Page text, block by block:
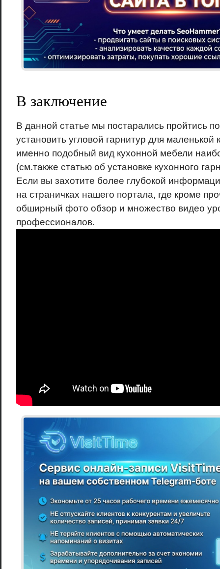
В заключение
В данной статье мы постарались пройтись
установить угловой гарнитур для маленькой
именно подобный вид кухонной мебели
(см.также статью об установке кухонного
Если вы захотите более глубокой
на страничках нашего портала, где кроме
обширный фото обзор и множество видео
профессионалов.